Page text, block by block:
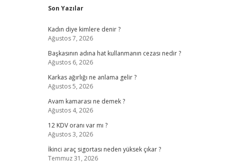
Sidebar
Son Yazılar
Kadın diye kimlere denir ?
Ağustos 7, 2026
Başkasının adına hat kullanmanın cezası nedir ?
Ağustos 6, 2026
Karkas ağırlığı ne anlama gelir ?
Ağustos 5, 2026
Avam kamarası ne demek ?
Ağustos 4, 2026
12 KDV oranı var mı ?
Ağustos 3, 2026
İkinci araç sigortası neden yüksek çıkar ?
Temmuz 31, 2026